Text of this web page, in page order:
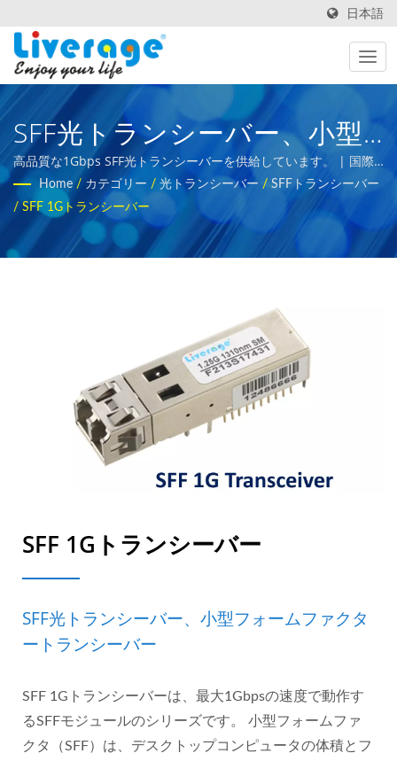
日本語
SFF光トランシーバー、小型
フォームファクタートランシ
ーバー | 5Gネットワーク用
の高性能光ファイバートラン
高品質な1Gbps SFF光トランシーバーを供給しています。 | 国際
バイヤー向けの光ファイバー測定機器
Home / カテゴリー / 光トランシーバー / SFFトランシーバー
/ SFF 1Gトランシーバー
SFF 1Gトランシーバー
SFF光トランシーバー、小型フォームファクタ
ートランシーバー
SFF 1Gトランシーバーは、最大1Gbpsの速度で動作す
るSFFモジュールのシリーズです。 小型フォームファ
クタ（SFF）は、デスクトップコンピュータの体積とフ